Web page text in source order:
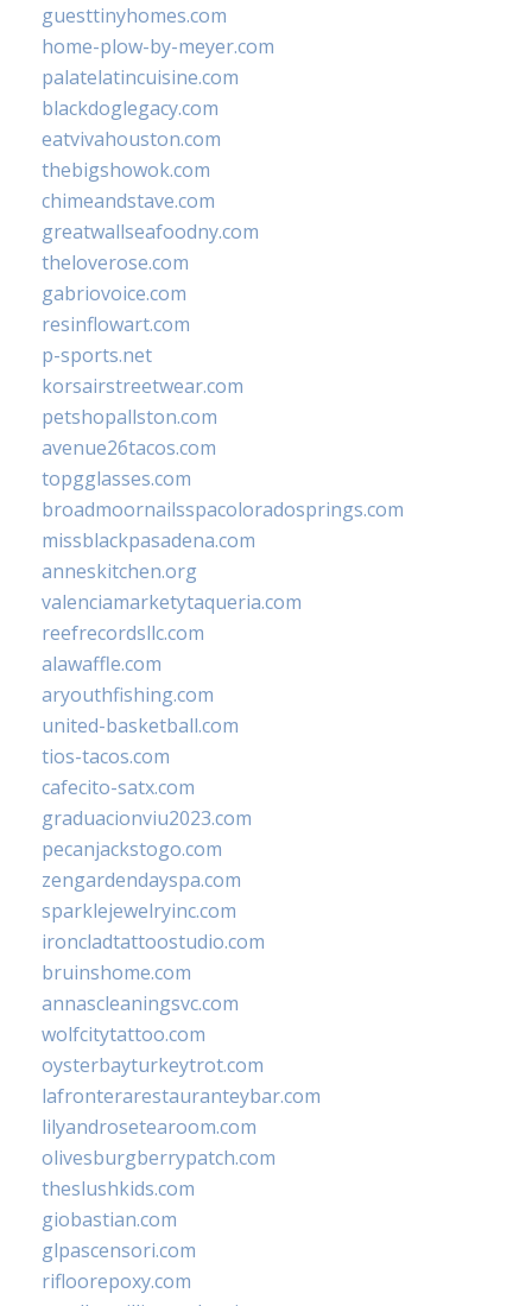
guesttinyhomes.com
home-plow-by-meyer.com
palatelatincuisine.com
blackdoglegacy.com
eatvivahouston.com
thebigshowok.com
chimeandstave.com
greatwallseafoodny.com
theloverose.com
gabriovoice.com
resinflowart.com
p-sports.net
korsairstreetwear.com
petshopallston.com
avenue26tacos.com
topgglasses.com
broadmoornailsspacoloradosprings.com
missblackpasadena.com
anneskitchen.org
valenciamarketytaqueria.com
reefrecordsllc.com
alawaffle.com
aryouthfishing.com
united-basketball.com
tios-tacos.com
cafecito-satx.com
graduacionviu2023.com
pecanjackstogo.com
zengardendayspa.com
sparklejewelryinc.com
ironcladtattoostudio.com
bruinshome.com
annascleaningsvc.com
wolfcitytattoo.com
oysterbayturkeytrot.com
lafronterarestauranteybar.com
lilyandrosetearoom.com
olivesburgberrypatch.com
theslushkids.com
giobastian.com
glpascensori.com
rifloorepoxy.com